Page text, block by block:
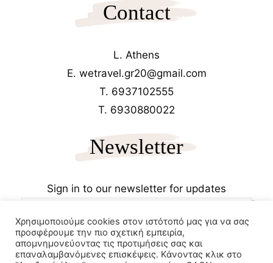
Contact
L. Athens
E. wetravel.gr20@gmail.com
T. 6937102555
T. 6930880022
Newsletter
Sign in to our newsletter for updates
Χρησιμοποιούμε cookies στον ιστότοπό μας για να σας
προσφέρουμε την πιο σχετική εμπειρία,
απομνημονεύοντας τις προτιμήσεις σας και
επαναλαμβανόμενες επισκέψεις. Κάνοντας κλικ στο